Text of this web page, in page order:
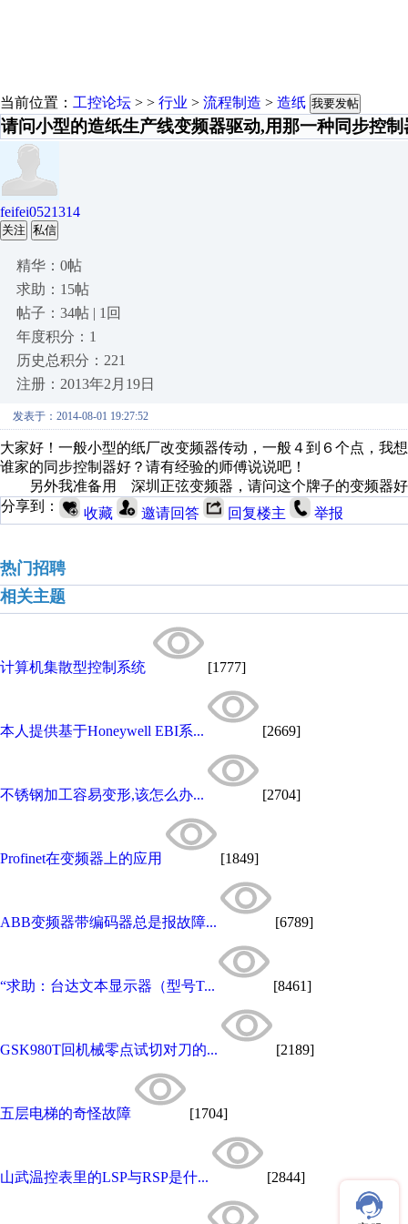
当前位置： 工控论坛 > > 行业 > 流程制造 > 造纸 我要发帖
请问小型的造纸生产线变频器驱动,用那一种同步控制
feifei0521314
关注 私信
精华：0帖
求助：15帖
帖子：34帖 | 1回
年度积分：1
历史总积分：221
注册：2013年2月19日
发表于：2014-08-01 19:27:52
大家好！一般小型的纸厂改变频器传动，一般４到６个点，我
谁家的同步控制器好？请有经验的师傅说说吧！
另外我准备用 深圳正弦变频器，请问这个牌子的变频器好
分享到：
收藏 邀请回答 回复楼主 举报
热门招聘
相关主题
计算机集散型控制系统 [1777]
本人提供基于Honeywell EBI系... [2669]
不锈钢加工容易变形,该怎么办... [2704]
Profinet在变频器上的应用 [1849]
ABB变频器带编码器总是报故障... [6789]
“求助：台达文本显示器（型号T... [8461]
GSK980T回机械零点试切对刀的... [2189]
五层电梯的奇怪故障 [1704]
山武温控表里的LSP与RSP是什... [2844]